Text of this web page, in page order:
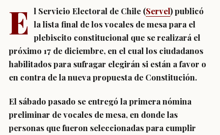
E l Servicio Electoral de Chile (Servel) publicó
la lista final de los vocales de mesa para el
plebiscito constitucional que se realizará el
próximo 17 de diciembre, en el cual los ciudadanos
habilitados para sufragar elegirán si están a favor o
en contra de la nueva propuesta de Constitución.
El sábado pasado se entregó la primera nómina
preliminar de vocales de mesa, en donde las
personas que fueron seleccionadas para cumplir